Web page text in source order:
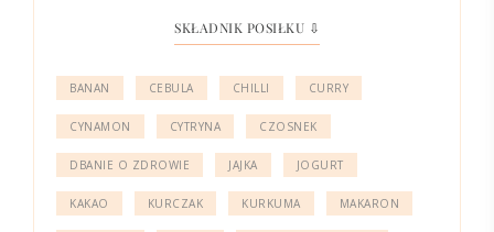
SKŁADNIK POSIŁKU ⇩
BANAN CEBULA CHILLI CURRY
CYNAMON CYTRYNA CZOSNEK
DBANIE O ZDROWIE JAJKA JOGURT
KAKAO KURCZAK KURKUMA MAKARON